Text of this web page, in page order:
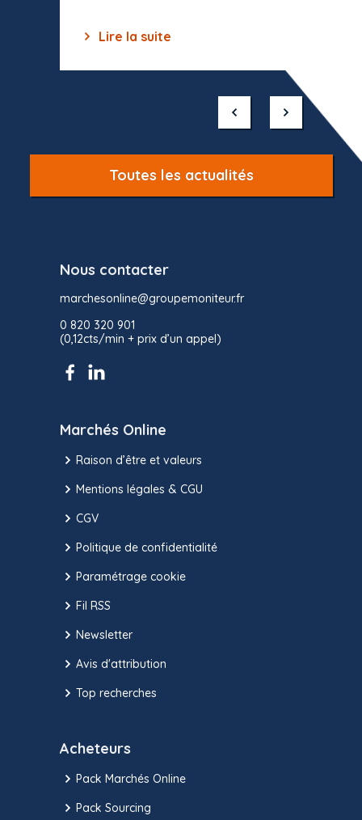
Lire la suite
Toutes les actualités
Nous contacter
marchesonline@groupemoniteur.fr
0 820 320 901
(0,12cts/min + prix d’un appel)
Marchés Online
Raison d’être et valeurs
Mentions légales & CGU
CGV
Politique de confidentialité
Paramétrage cookie
Fil RSS
Newsletter
Avis d'attribution
Top recherches
Acheteurs
Pack Marchés Online
Pack Sourcing